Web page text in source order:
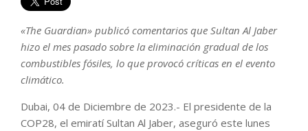
«The Guardian» publicó comentarios que Sultan Al Jaber
hizo el mes pasado sobre la eliminación gradual de los
combustibles fósiles, lo que provocó críticas en el evento
climático.
Dubai, 04 de Diciembre de 2023.- El presidente de la
COP28, el emiratí Sultan Al Jaber, aseguró este lunes